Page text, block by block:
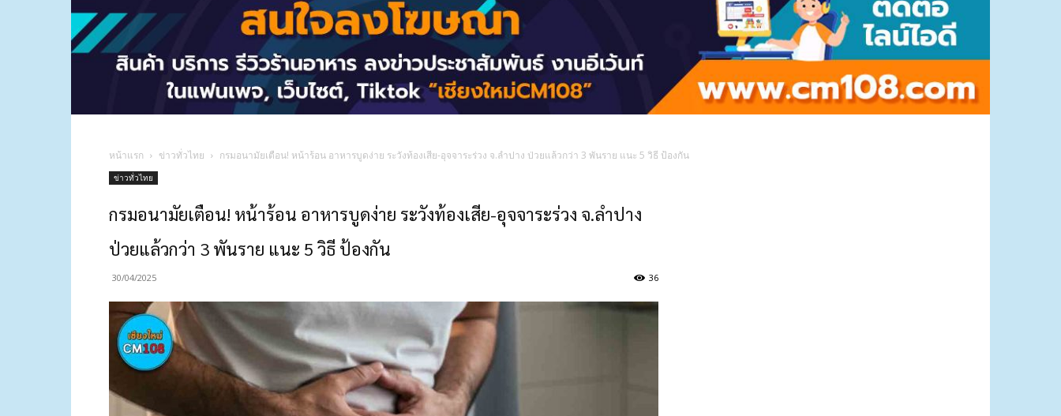
หน้าแรก ข่าวทั่วไทย กรมอนามัยเตือน! หน้าร้อน อาหารบูดง่าย ระวังท้องเสีย-อุจจาระร่วง จ.ลำปาง ป่วยแล้วกว่า 3 พันราย แนะ 5 วิธี ป้องกัน
ข่าวทั่วไทย
กรมอนามัยเตือน! หน้าร้อน อาหารบูดง่าย ระวังท้องเสีย-อุจจาระร่วง จ.ลำปาง
ป่วยแล้วกว่า 3 พันราย แนะ 5 วิธี ป้องกัน
30/04/2025 36